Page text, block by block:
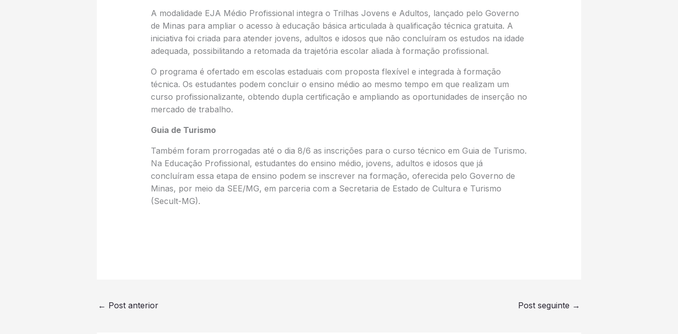
A modalidade EJA Médio Profissional integra o Trilhas Jovens e Adultos, lançado pelo Governo
de Minas para ampliar o acesso à educação básica articulada à qualificação técnica gratuita. A
iniciativa foi criada para atender jovens, adultos e idosos que não concluíram os estudos na idade
adequada, possibilitando a retomada da trajetória escolar aliada à formação profissional.
O programa é ofertado em escolas estaduais com proposta flexível e integrada à formação
técnica. Os estudantes podem concluir o ensino médio ao mesmo tempo em que realizam um
curso profissionalizante, obtendo dupla certificação e ampliando as oportunidades de inserção no
mercado de trabalho.
Guia de Turismo
Também foram prorrogadas até o dia 8/6 as inscrições para o curso técnico em Guia de Turismo.
Na Educação Profissional, estudantes do ensino médio, jovens, adultos e idosos que já
concluíram essa etapa de ensino podem se inscrever na formação, oferecida pelo Governo de
Minas, por meio da SEE/MG, em parceria com a Secretaria de Estado de Cultura e Turismo
(Secult-MG).
← Post anterior Post seguinte →